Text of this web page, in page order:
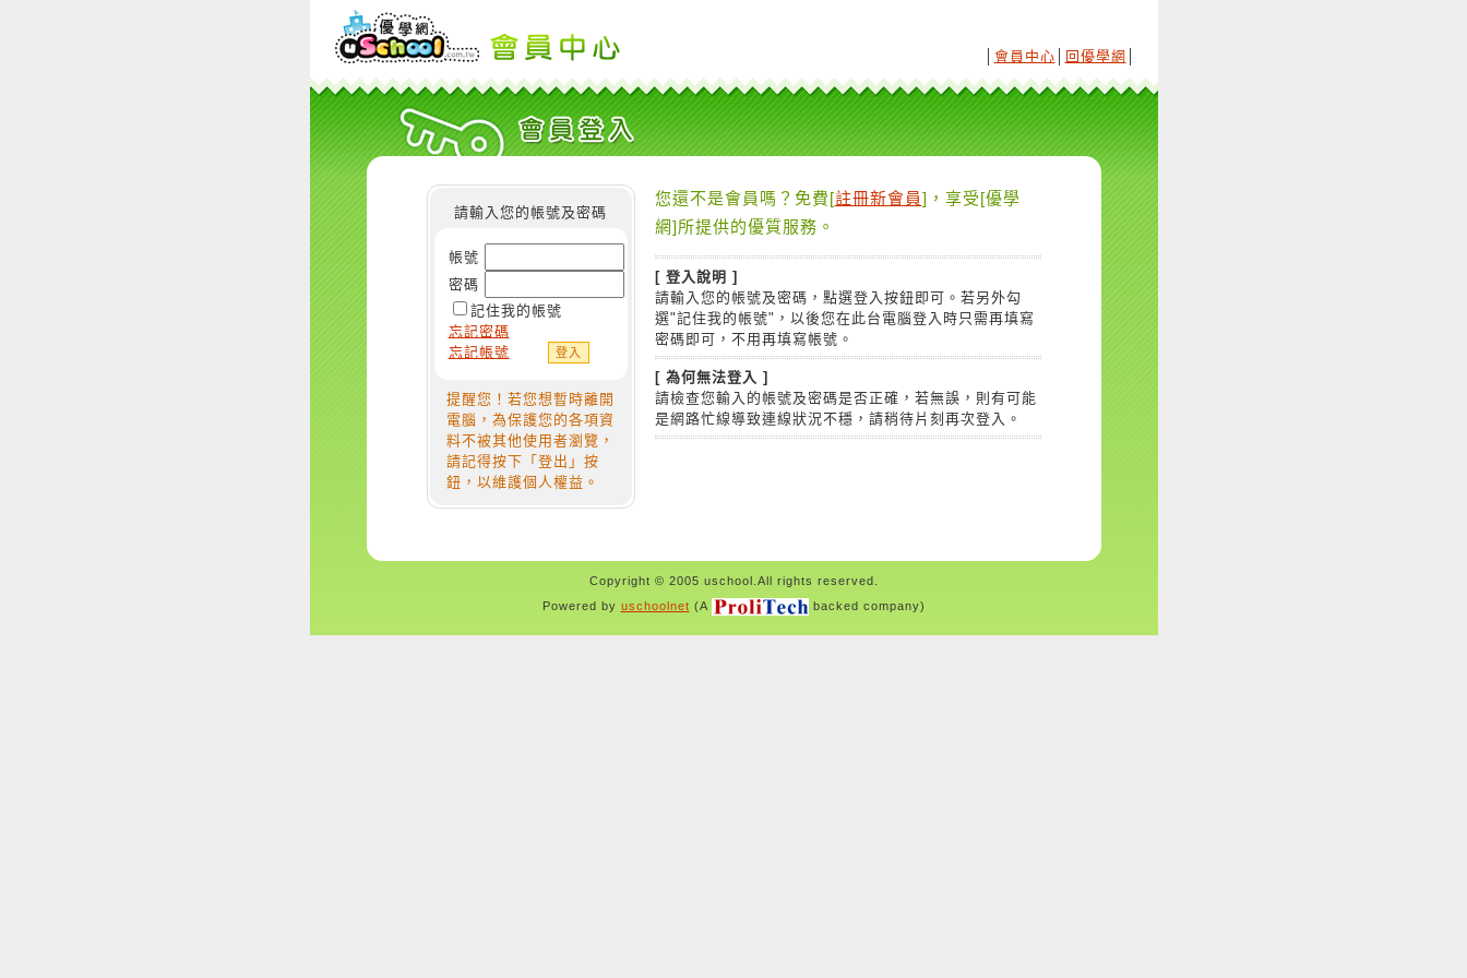
會員中心 回優學網
請輸入您的帳號及密碼
帳號
密碼
記住我的帳號
忘記密碼
忘記帳號
提醒您！若您想暫時離開
電腦，為保護您的各項資
料不被其他使用者瀏覽，
請記得按下「登出」按
鈕，以維護個人權益。
您還不是會員嗎？免費[註冊新會員]，享受[優學
網]所提供的優質服務。
[ 登入說明 ]
請輸入您的帳號及密碼，點選登入按鈕即可。若另外勾
選"記住我的帳號"，以後您在此台電腦登入時只需再填寫
密碼即可，不用再填寫帳號。
[ 為何無法登入 ]
請檢查您輸入的帳號及密碼是否正確，若無誤，則有可能
是網路忙線導致連線狀況不穩，請稍待片刻再次登入。
Copyright © 2005 uschool.All rights reserved.
Powered by uschoolnet (A backed company)